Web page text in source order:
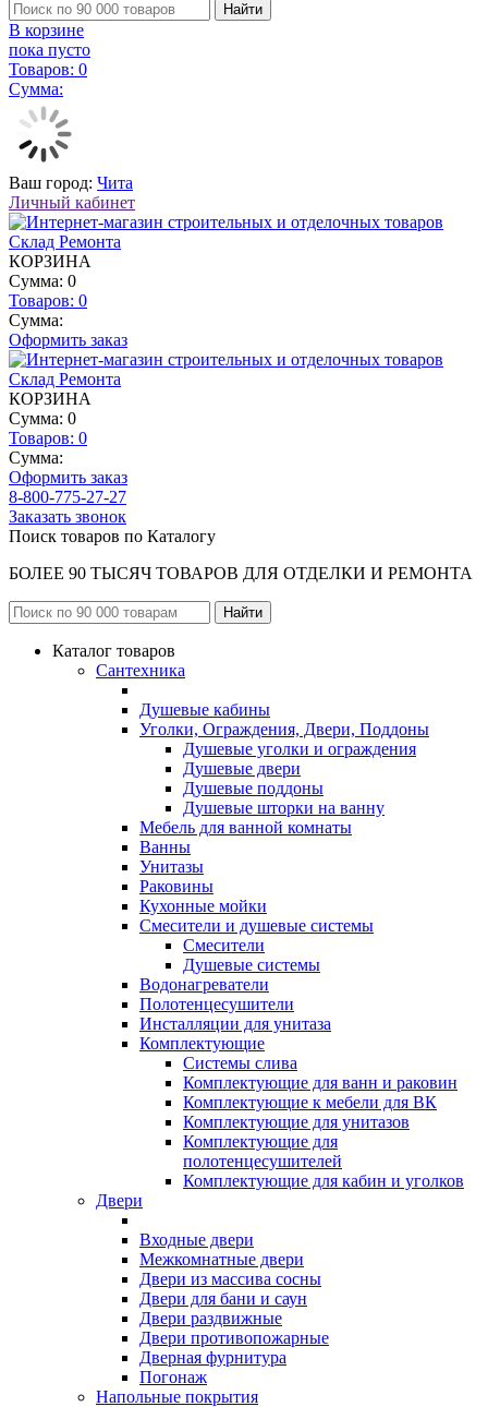
Найти
В корзине
пока пусто
Товаров: 0
Сумма:
Ваш город: Чита
Личный кабинет
КОРЗИНА
Сумма: 0
Товаров: 0
Сумма:
Оформить заказ
КОРЗИНА
Сумма: 0
Товаров: 0
Сумма:
Оформить заказ
8-800-775-27-27
Заказать звонок
Поиск товаров по Каталогу
БОЛЕЕ 90 ТЫСЯЧ ТОВАРОВ ДЛЯ ОТДЕЛКИ И РЕМОНТА
Каталог товаров
Сантехника
Душевые кабины
Уголки, Ограждения, Двери, Поддоны
Душевые уголки и ограждения
Душевые двери
Душевые поддоны
Душевые шторки на ванну
Мебель для ванной комнаты
Ванны
Унитазы
Раковины
Кухонные мойки
Смесители и душевые системы
Смесители
Душевые системы
Водонагреватели
Полотенцесушители
Инсталляции для унитаза
Комплектующие
Системы слива
Комплектующие для ванн и раковин
Комплектующие к мебели для ВК
Комплектующие для унитазов
Комплектующие для
полотенцесушителей
Комплектующие для кабин и уголков
Двери
Входные двери
Межкомнатные двери
Двери из массива сосны
Двери для бани и саун
Двери раздвижные
Двери противопожарные
Дверная фурнитура
Погонаж
Напольные покрытия